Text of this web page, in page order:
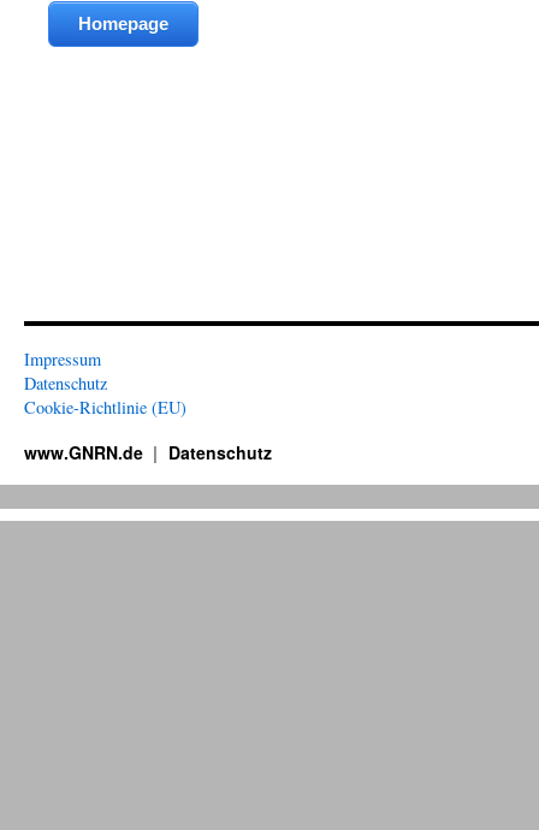
Homepage
Impressum
Datenschutz
Cookie-Richtlinie (EU)
www.GNRN.de Datenschutz